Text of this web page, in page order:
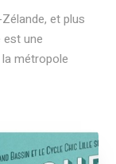
et plus
est une
métropole